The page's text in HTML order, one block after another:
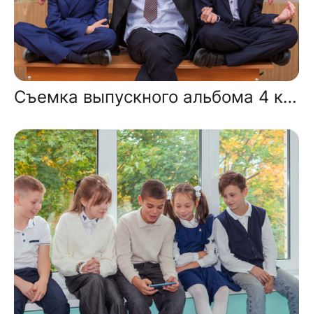
Съемка выпускного альбома 4 класса в школе